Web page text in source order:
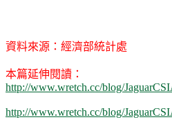
資料來源：經濟部統計處
本篇延伸閱讀：
http://www.wretch.cc/blog/
http://www.wretch.cc/blog/